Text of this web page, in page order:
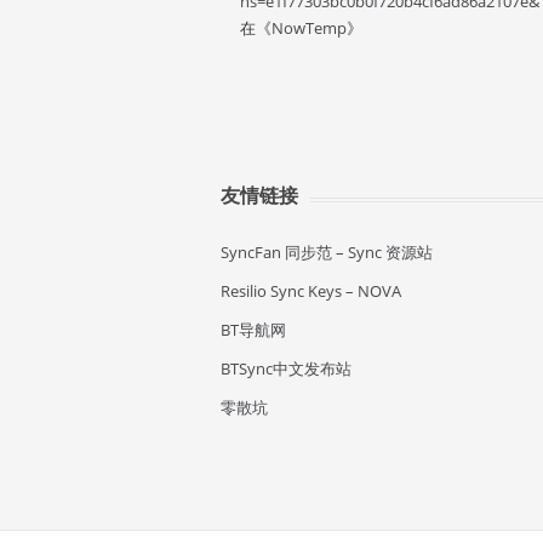
在《NowTemp》
友情链接
SyncFan 同步范 – Sync 资源站
Resilio Sync Keys – NOVA
BT导航网
BTSync中文发布站
零散坑